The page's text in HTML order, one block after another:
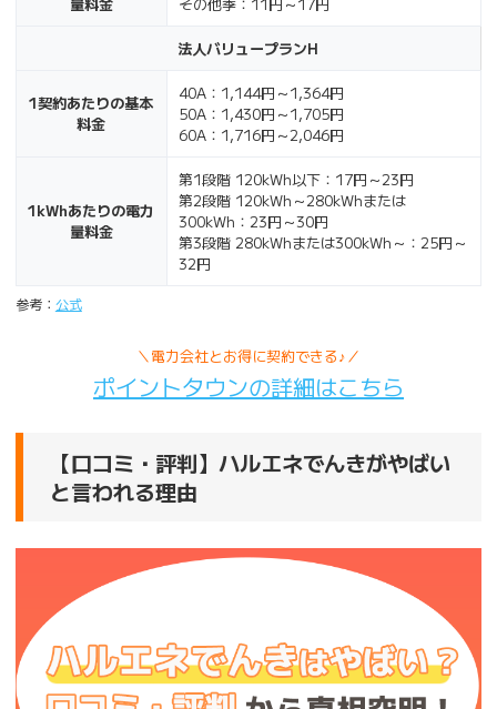
法人バリュープランH
1契約あたりの基本
料金
40A：1,144円～1,364円
50A：1,430円～1,705円
60A：1,716円～2,046円
1kWhあたりの電力
量料金
第1段階 120kWh以下：17円～23円
第2段階 120kWh～280kWhまたは
300kWh：23円～30円
第3段階 280kWhまたは300kWh～：25円～
32円
参考： 公式
＼電力会社とお得に契約できる♪／
ポイントタウンの詳細はこちら
【口コミ・評判】ハルエネでんきがやばい
と言われる理由